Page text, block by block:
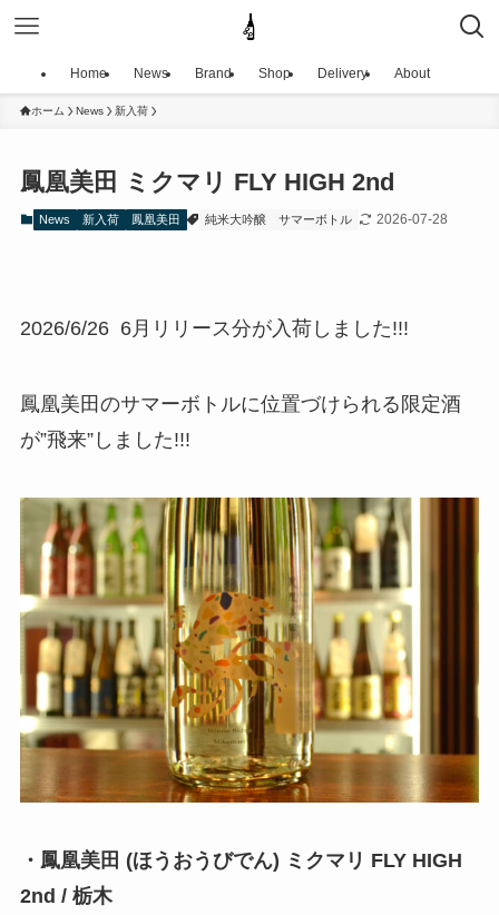
Home News Brand Shop Delivery About
ホーム News 新入荷
鳳凰美田 ミクマリ FLY HIGH 2nd
News 新入荷 鳳凰美田 純米大吟醸 サマーボトル 2026-07-28
2026/6/26 6月リリース分が入荷しました!!!
鳳凰美田のサマーボトルに位置づけられる限定酒
が”飛来”しました!!!
・鳳凰美田 (ほうおうびでん) ミクマリ FLY HIGH
2nd / 栃木